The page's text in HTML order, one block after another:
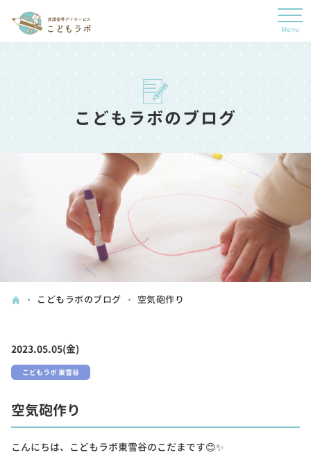
こどもラボのブログ
こどもラボのブログ 空気砲作り
2023.05.05(金)
こどもラボ 東雪谷
空気砲作り
こんにちは、こどもラボ東雪谷のこだまです😊✨